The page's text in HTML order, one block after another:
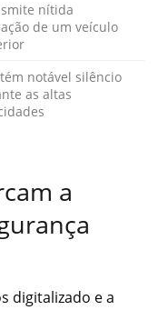
nítida
de um veículo
notável silêncio
as altas
a
digitalizado e a